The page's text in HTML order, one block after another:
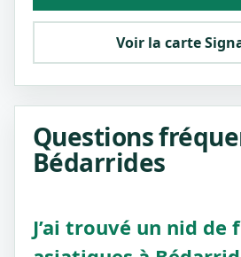
Voir la carte
Questions
Bédarrides
J’ai trouvé un nid de